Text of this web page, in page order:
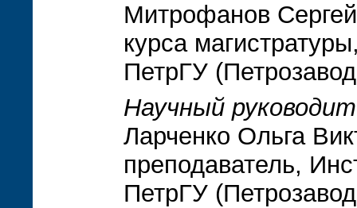
Митрофанов
курса
ПетрГУ
Научный
Ларченко Ольга
преподаватель,
ПетрГУ